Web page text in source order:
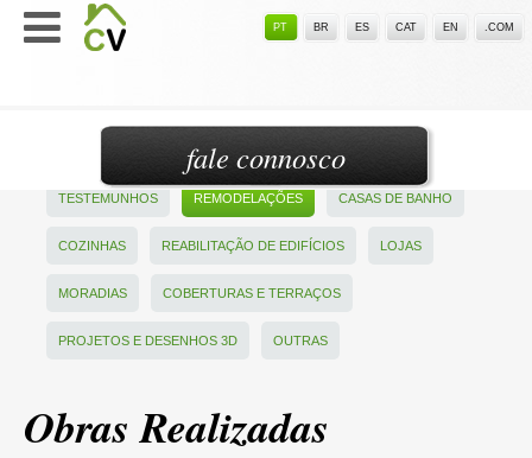
PT BR ES CAT EN .COM
TESTEMUNHOS REMODELAÇÕES CASAS DE BANHO
COZINHAS REABILITAÇÃO DE EDIFÍCIOS LOJAS
MORADIAS COBERTURAS E TERRAÇOS
PROJETOS E DESENHOS 3D OUTRAS
Obras Realizadas
fale connosco